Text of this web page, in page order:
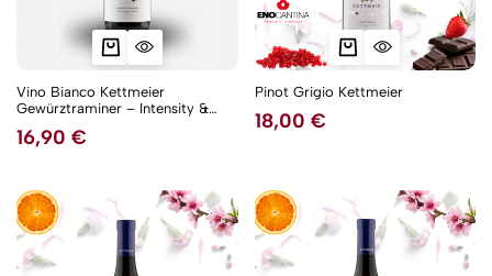
Vino Bianco Kettmeier
Gewürztraminer – Intensity &
16,90 €
Pinot Grigio Kettmeier
18,00 €